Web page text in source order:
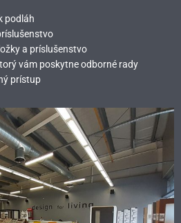
podláh
a príslušenstvo
vám poskytne odborné rady
prístup